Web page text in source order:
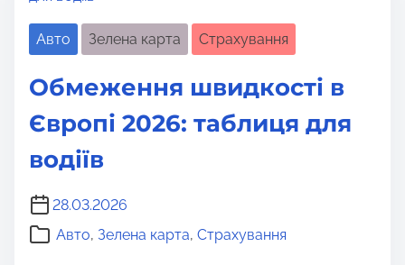
Авто Зелена карта Страхування
Обмеження швидкості в
Європі 2026: таблиця для
водіїв
28.03.2026
Авто, Зелена карта, Страхування